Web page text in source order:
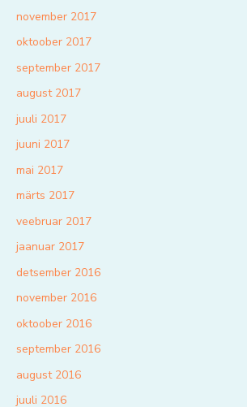
november 2017
oktoober 2017
september 2017
august 2017
juuli 2017
juuni 2017
mai 2017
märts 2017
veebruar 2017
jaanuar 2017
detsember 2016
november 2016
oktoober 2016
september 2016
august 2016
juuli 2016